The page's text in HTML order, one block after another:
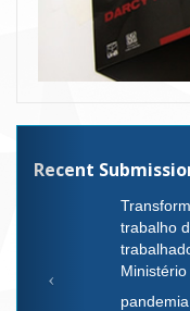
Recent
trabalho